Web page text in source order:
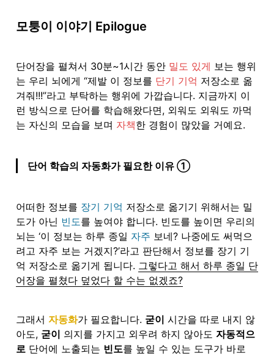
모퉁이 이야기 Epilogue
단어장을 펼쳐서 30분~1시간 동안 밀도 있게 보는 행위
는 우리 뇌에게 “제발 이 정보를 단기 기억 저장소로 옮
겨줘!!!”라고 부탁하는 행위에 가깝습니다. 지금까지 이
런 방식으로 단어를 학습해왔다면, 외워도 외워도 까먹
는 자신의 모습을 보며 자책한 경험이 많았을 거예요.
단어 학습의 자동화가 필요한 이유 ①
어떠한 정보를 장기 기억 저장소로 옮기기 위해서는 밀
도가 아닌 빈도를 높여야 합니다. 빈도를 높이면 우리의
뇌는 ‘이 정보는 하루 종일 자주 보네? 나중에도 써먹으
려고 자주 보는 거겠지?’라고 판단해서 정보를 장기 기
억 저장소로 옮기게 됩니다. 그렇다고 해서 하루 종일 단
어장을 펼쳤다 덮었다 할 수는 없겠죠?
그래서 자동화가 필요합니다. 굳이 시간을 따로 내지 않
아도, 굳이 의지를 가지고 외우려 하지 않아도 자동적으
로 단어에 노출되는 빈도